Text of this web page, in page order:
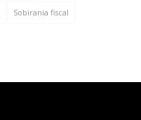
Sobirania fiscal